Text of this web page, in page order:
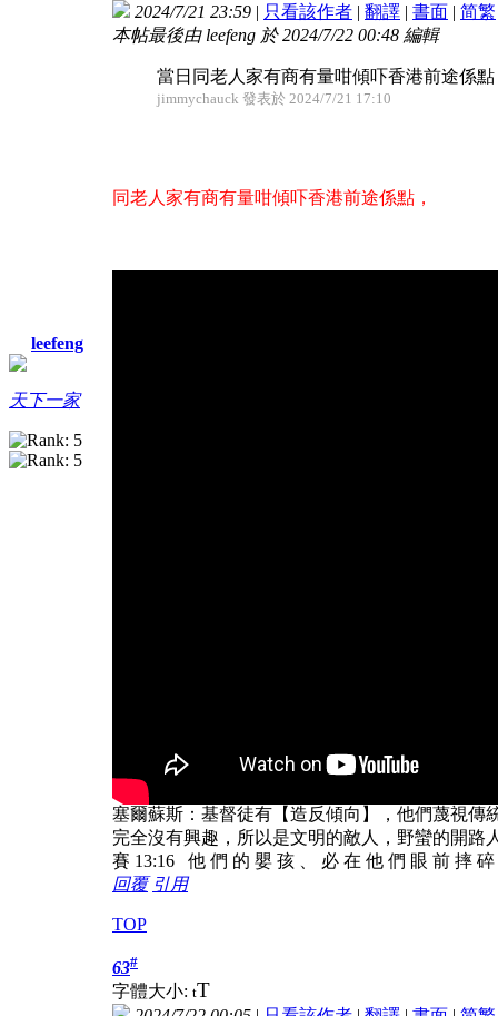
leefeng
天下一家
2024/7/21 23:59 | 只看該作者 | 翻譯 | 書面 | 简繁
本帖最後由 leefeng 於 2024/7/22 00:48 編輯
當日同老人家有商有量咁傾吓香港前途係
jimmychauck 發表於 2024/7/21 17:10
同老人家有商有量咁傾吓香港前途係點，
塞爾蘇斯：基督徒有【造反傾向】，他們蔑視傳
完全沒有興趣，所以是文明的敵人，野蠻的開路
賽 13:16 他 們 的 嬰 孩 、 必 在 他 們 眼 前 摔
回覆 引用
TOP
63#
字體大小: tT